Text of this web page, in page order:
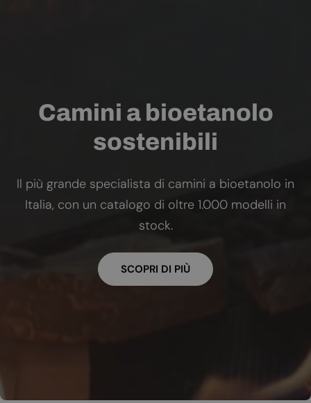
Camini a bioetanolo
sostenibili
Il più grande specialista di camini a bioetanolo in
Italia, con un catalogo di oltre 1.000 modelli in
stock.
SCOPRI DI PIÙ